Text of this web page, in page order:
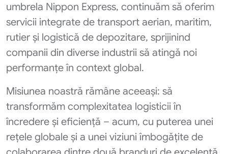
umbrela Nippon Express, continuăm să oferim
servicii integrate de transport aerian, maritim,
rutier și logistică de depozitare, sprijinind
companii din diverse industrii să atingă noi
performanțe în context global.
Misiunea noastră rămâne aceeași: să
transformăm complexitatea logisticii în
încredere și eficiență – acum, cu puterea unei
rețele globale și a unei viziuni îmbogățite de